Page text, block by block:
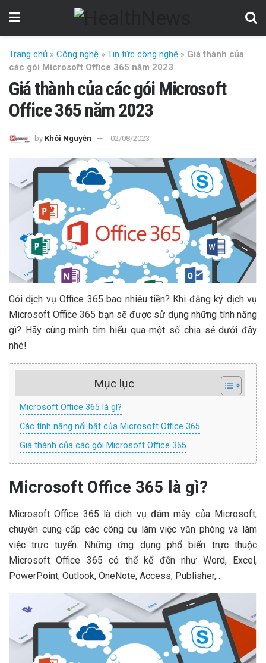
Trang chủ » Công nghệ » Tin tức công nghệ » Giá thành của
các gói Microsoft Office 365 năm 2023
Giá thành của các gói Microsoft
Office 365 năm 2023
by Khôi Nguyễn 02/08/2023
Gói dịch vụ Office 365 bao nhiêu tiền? Khi đăng ký dịch vụ
Microsoft Office 365 bạn sẽ được sử dụng những tính năng
gì? Hãy cùng mình tìm hiểu qua một số chia sẻ dưới đây
nhé!
Mục lục
Microsoft Office 365 là gì?
Các tính năng nổi bật của Microsoft Office 365
Giá thành của các gói Microsoft Office 365
Microsoft Office 365 là gì?
Microsoft Office 365 là dịch vụ đám mây của Microsoft,
chuyên cung cấp các công cụ làm việc văn phòng và làm
việc trực tuyến. Những ứng dụng phổ biến trực thuộc
Microsoft Office 365 có thể kể đến như Word, Excel,
PowerPoint, Outlook, OneNote, Access, Publisher,…